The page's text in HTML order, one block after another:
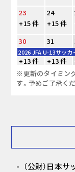
23
24
+15 件
+15 件
30
31
2026 JFA U-13サッ
+13 件 +13 件
※更新のタイミン
す。予めご了承くだ
（公財）日本